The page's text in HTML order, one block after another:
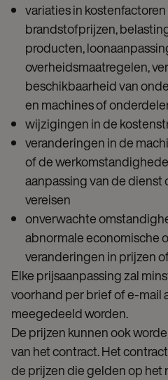
variaties in
brandstofprijzen,
producten,
overheidsmaatregelen,
beschikbaarheid van
en machines of
wijzigingen in de
veranderingen in de
of de
aanpassing van de
vereisen
onverwachte
abnormale economische
veranderingen in prijzen
Elke prijsaanpassing zal
voorhand per brief of e-mail
meegedeeld worden.
De prijzen kunnen ook
van het contract. Het
de prijzen die gelden op het